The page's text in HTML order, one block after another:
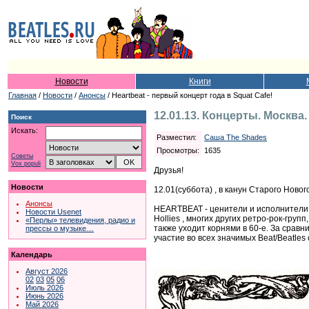
Новости Книги
Главная / Новости / Анонсы / Heartbeat - первый концерт года в Squat Cafe!
Поиск
Искать:
Советы
Vox populi
Новости
Анонсы
Новости Usenet
«Перлы» телевидения, радио и
прессы о музыке…
Календарь
Август 2026
02 03 05 06
Июль 2026
Июнь 2026
Май 2026
12.01.13. Концерты. Москва.
Разместил:
Саша The Shades
Просмотры:
1635
Друзья!
12.01(суббота) , в канун Старого
HEARTBEAT - ценители и
Hollies , многих других ретро-рок-
также уходит корнями в 60-е. За
участие во всех значимых Beat/